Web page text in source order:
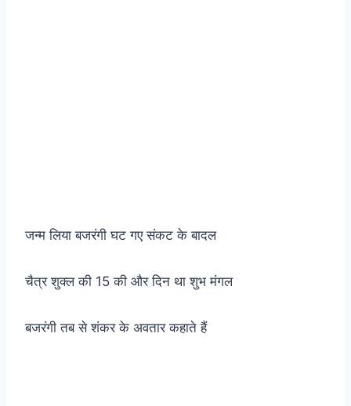
जन्म लिया बजरंगी घट गए संकट के बादल
चैत्र शुक्ल की 15 की और दिन था शुभ मंगल
बजरंगी तब से शंकर के अवतार कहाते हैं